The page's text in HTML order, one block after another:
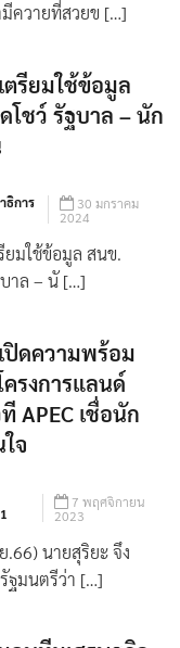
มีควายที่สวยข […]
ตรียมใช้ข้อมูล
โชว์ รัฐบาล – นัก
ธิการ
30 มกราคม
2024
ยมใช้ข้อมูล สนข.
บาล – นั […]
ปิดความพร้อม
ครงการแลนด์
APEC เชื่อนัก
จ
7 พฤศจิกายน
2023
นายสุริยะ จึง
รัฐมนตรีว่า […]